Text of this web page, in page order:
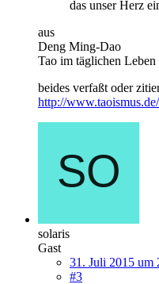
das unser Herz
aus
Deng Ming-Dao
Tao im täglichen Leben
beides verfaßt oder
http://
solaris
Gast
31. Juli 2015 um
#3